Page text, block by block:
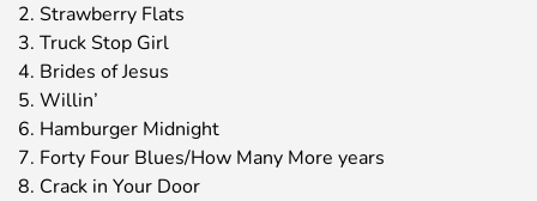
2. Strawberry Flats
3. Truck Stop Girl
4. Brides of Jesus
5. Willin’
6. Hamburger Midnight
7. Forty Four Blues/How Many More years
8. Crack in Your Door